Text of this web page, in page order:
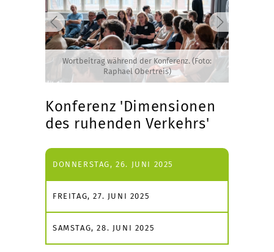
Wortbeitrag während der Konferenz. (Foto:
Raphael Obertreis)
Konferenz 'Dimensionen
des ruhenden Verkehrs'
DONNERSTAG, 26. JUNI 2025
FREITAG, 27. JUNI 2025
SAMSTAG, 28. JUNI 2025